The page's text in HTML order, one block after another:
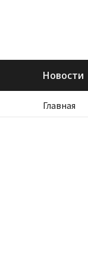
Новости
Главная